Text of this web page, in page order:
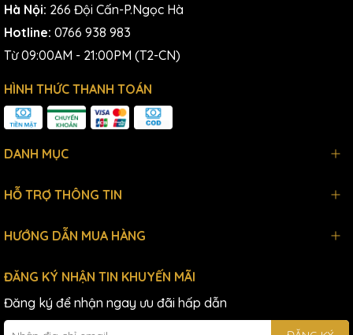
Hà Nội: 266 Đội Cấn-P.Ngọc Hà
Hotline: 0766 938 983
Từ 09:00AM - 21:00PM (T2-CN)
HÌNH THỨC THANH TOÁN
DANH MỤC
HỖ TRỢ THÔNG TIN
HƯỚNG DẪN MUA HÀNG
ĐĂNG KÝ NHẬN TIN KHUYẾN MÃI
Đăng ký để nhận ngay ưu đãi hấp dẫn